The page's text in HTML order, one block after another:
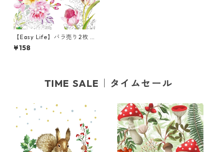
【Easy Life】バラ売り2枚 ラ
ンチサイズ ペーパーナプキン
QUEENS GARDEN ホワイト
¥158
TIME SALE｜タイムセール